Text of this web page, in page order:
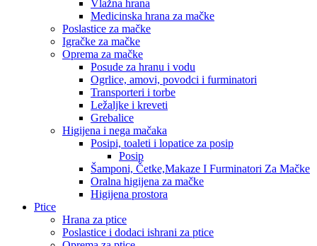
Vlažna hrana
Medicinska hrana za mačke
Poslastice za mačke
Igračke za mačke
Oprema za mačke
Posude za hranu i vodu
Ogrlice, amovi, povodci i furminatori
Transporteri i torbe
Ležaljke i kreveti
Grebalice
Higijena i nega mačaka
Posipi, toaleti i lopatice za posip
Posip
Šamponi, Četke,Makaze I Furminatori Za Mačke
Oralna higijena za mačke
Higijena prostora
Ptice
Hrana za ptice
Poslastice i dodaci ishrani za ptice